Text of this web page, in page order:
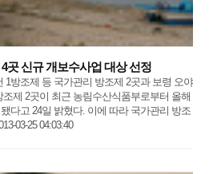
곳 신규 개보수사업 대상 선정
1방조제 등 국가관리 방조제 2곳과 보령 오야
제 2곳이 최근 농림수산식품부로부터 올해
다고 24일 밝혔다. 이에 따라 국가관리 방조
03-25 04:03:40